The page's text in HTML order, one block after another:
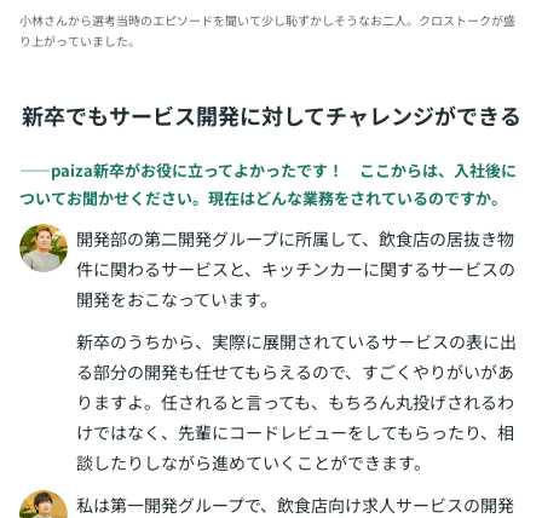
小林さんから選考当時のエピソードを聞いて少し恥ずかしそうなお二人。クロストークが盛
り上がっていました。
新卒でもサービス開発に対してチャレンジができる
――paiza新卒がお役に立ってよかったです！ ここからは、入社後に
ついてお聞かせください。現在はどんな業務をされているのですか。
開発部の第二開発グループに所属して、飲食店の居抜き物
件に関わるサービスと、キッチンカーに関するサービスの
開発をおこなっています。
新卒のうちから、実際に展開されているサービスの表に出
る部分の開発も任せてもらえるので、すごくやりがいがあ
りますよ。任されると言っても、もちろん丸投げされるわ
けではなく、先輩にコードレビューをしてもらったり、相
談したりしながら進めていくことができます。
私は第一開発グループで、飲食店向け求人サービスの開発